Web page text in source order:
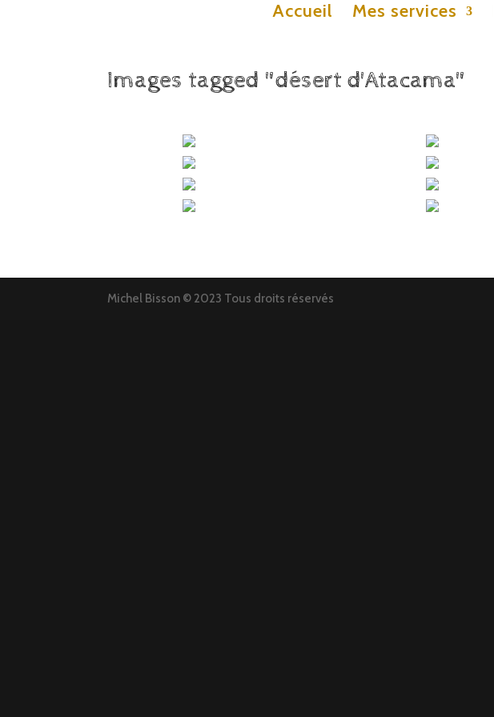
Accueil Mes services
Images tagged "désert d'Atacama"
Michel Bisson © 2023 Tous droits réservés